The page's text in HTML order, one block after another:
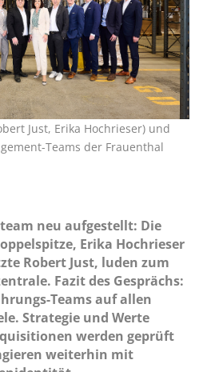
Just, Erika Hochrieser) und
Teams der Frauenthal
neu aufgestellt: Die
Erika Hochrieser
Robert Just, luden zum
Fazit des Gesprächs:
Teams auf allen
Strategie und Werte
werden geprüft
weiterhin mit